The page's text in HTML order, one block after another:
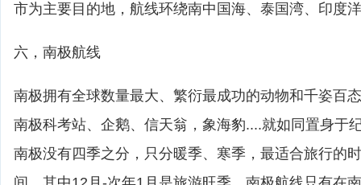
市为主要目的地，航线环绕南中国海、泰国湾、印度
六，南极航线
南极拥有全球数量最大、繁衍最成功的动物和千姿百
南极科考站、企鹅、信天翁，象海豹....就如同置身于
南极没有四季之分，只分暖季、寒季，最适合旅行的